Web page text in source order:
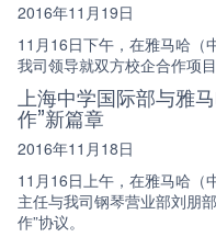
2016年11月19日
11月16日下午，在雅马哈（
我司领导就双方校企合作项
上海中学国际部与雅
作”新篇章
2016年11月18日
11月16日上午，在雅马哈（
主任与我司钢琴营业部刘朋
作”协议。